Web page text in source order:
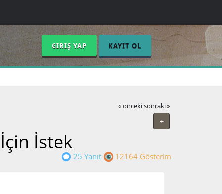
GIRIŞ YAP KAYIT OL
« önceki sonraki »
+
İstek
25 Yanıt 12164 Gösterim